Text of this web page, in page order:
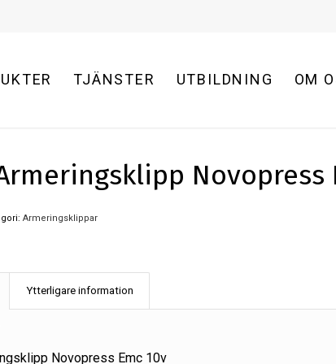
TJÄNSTER UTBILDNING OM
Novopress
Armeringsklippar
Ytterligare information
Novopress Emc 10v